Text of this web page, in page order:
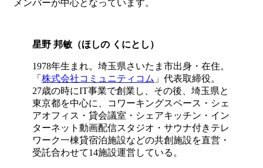
メンバーが中心となっています。
星野 邦敏（ほしの くにとし）
1978年生まれ。埼玉県さいたま市出身・在住。
「株式会社コミュニティコム 」代表取締役。
27歳の時にIT事業で創業し、その後、埼玉県と
東京都を中心に、コワーキングスペース・シェ
アオフィス・貸会議室・シェアキッチン・イン
ターネット動画配信スタジオ・サウナ付きテレ
ワーク一棟貸宿泊施設などの共創施設を直営・
受託合わせて14施設運営している。